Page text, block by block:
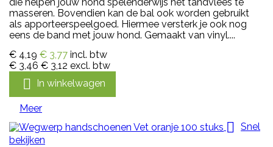
masseren. Bovendien kan de bal ook worden gebruikt
als apporteerspeelgoed. Hiermee versterk je ook nog
eens de band met jouw hond. Gemaakt van vinyl....
€ 4,19 € 3,77 incl. btw
€ 3,46 € 3,12 excl. btw
 In winkelwagen
Meer
 Snel
bekijken